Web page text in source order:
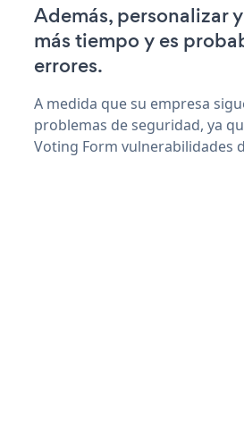
Además, personalizar
más tiempo y es
errores.
A medida que su empresa
problemas de seguridad, ya
Voting Form vulnerabilidades